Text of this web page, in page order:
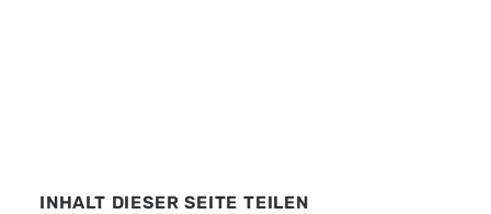
INHALT DIESER SEITE TEILEN